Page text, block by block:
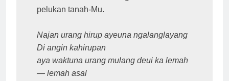
pelukan tanah-Mu.
Najan urang hirup ayeuna ngalanglayang
Di angin kahirupan
aya waktuna urang mulang deui ka lemah
— lemah asal